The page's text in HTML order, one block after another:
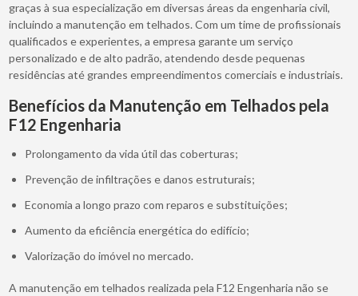
graças à sua especialização em diversas áreas da engenharia civil,
incluindo a manutenção em telhados. Com um time de profissionais
qualificados e experientes, a empresa garante um serviço
personalizado e de alto padrão, atendendo desde pequenas
residências até grandes empreendimentos comerciais e industriais.
Benefícios da Manutenção em Telhados pela
F12 Engenharia
Prolongamento da vida útil das coberturas;
Prevenção de infiltrações e danos estruturais;
Economia a longo prazo com reparos e substituições;
Aumento da eficiência energética do edifício;
Valorização do imóvel no mercado.
A manutenção em telhados realizada pela F12 Engenharia não se